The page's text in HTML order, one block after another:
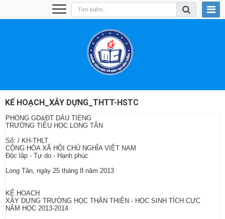
KẾ HOẠCH_XÂY DỰNG_THTT-HSTC
PHÒNG GD&ĐT DẦU TIẾNG
TRƯỜNG TIỂU HỌC LONG TÂN
Số: / KH-THLT
CỘNG HÒA XÃ HỘI CHỦ NGHĨA VIỆT NAM
Độc lập - Tự do - Hạnh phúc
Long Tân, ngày 25 tháng 8 năm 2013
KẾ HOẠCH
XÂY DỰNG TRƯỜNG HỌC THÂN THIỆN - HỌC SINH TÍCH CỰC
NĂM HỌC 2013-2014